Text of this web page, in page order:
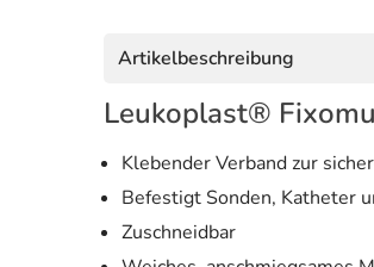
Artikelbeschreibung
Leukoplast®
Klebender Verband zur
Befestigt Sonden, Katheter
Zuschneidbar